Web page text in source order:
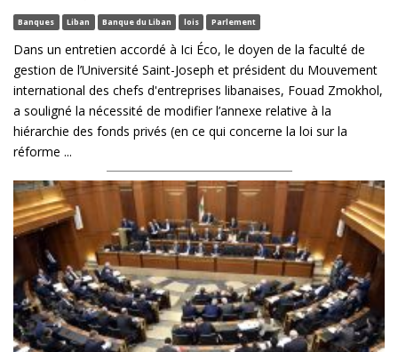
Banques Liban Banque du Liban lois Parlement
Dans un entretien accordé à Ici Éco, le doyen de la faculté de
gestion de l’Université Saint-Joseph et président du Mouvement
international des chefs d'entreprises libanaises, Fouad Zmokhol,
a souligné la nécessité de modifier l’annexe relative à la
hiérarchie des fonds privés (en ce qui concerne la loi sur la
réforme ...